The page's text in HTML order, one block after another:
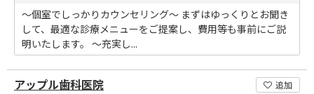
～個室でしっかりカウンセリング～ まずはゆっくりとお聞き
して、最適な診療メニューをご提案し、費用等も事前にご説
明いたします。 ～充実し...
アップル歯科医院 追加